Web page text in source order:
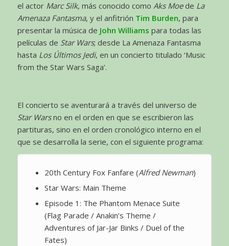
el actor Marc Silk, más conocido como Aks Moede La
Amenaza Fantasma, y el anfitrión Tim Burden, para
presentar la música de John Williams para todas las
películas de Star Wars; desde La Amenaza Fantasma
hasta Los Últimos Jedi, en un concierto titulado ‘Music
from the Star Wars Saga’.
El concierto se aventurará a través del universo de
Star Warsno en el orden en que se escribieron las
partituras, sino en el orden cronológico interno en el
que se desarrolla la serie, con el siguiente programa:
20th Century Fox Fanfare (Alfred Newman)
Star Wars: Main Theme
Episode 1: The Phantom Menace Suite
(Flag Parade / Anakin’s Theme /
Adventures of Jar-Jar Binks / Duel of the
Fates)